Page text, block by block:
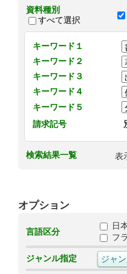
資料種別
すべて選択
キーワード１
キーワード２
キーワード３
キーワード４
キーワード５
請求記号
検索結果一覧 表
オプション
言語区分
日
フ
ジャンル指定